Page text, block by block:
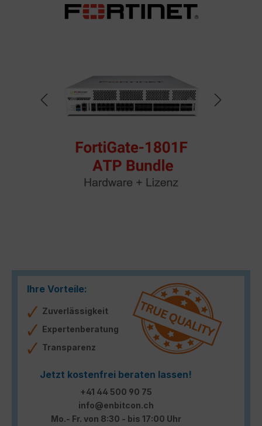
Ihre Vorteile:
Zuverlässigkeit
Expertenberatung
Transparenz
Jetzt kostenfrei beraten lassen!
+41 44 500 90 75
info@enbitcon.ch
Mo.- Fr. von 8:30 - bis 17:00 Uhr